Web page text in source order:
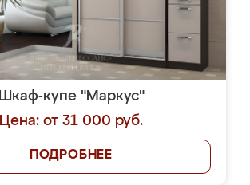
Шкаф-купе "Маркус"
Цена: от 31 000 руб.
ПОДРОБНЕЕ